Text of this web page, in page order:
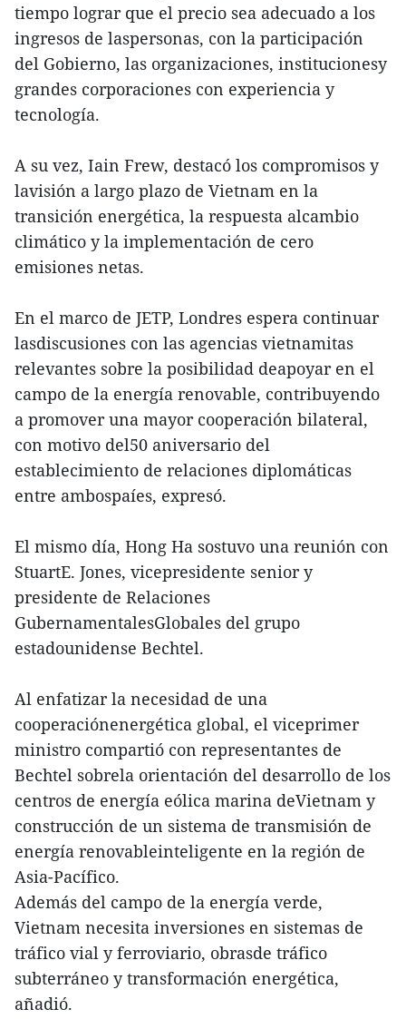
tiempo lograr que el precio sea adecuado a los
ingresos de laspersonas, con la participación
del Gobierno, las organizaciones, institucionesy
grandes corporaciones con experiencia y
tecnología.
A su vez, Iain Frew, destacó los compromisos y
lavisión a largo plazo de Vietnam en la
transición energética, la respuesta alcambio
climático y la implementación de cero
emisiones netas.
En el marco de JETP, Londres espera continuar
lasdiscusiones con las agencias vietnamitas
relevantes sobre la posibilidad deapoyar en el
campo de la energía renovable, contribuyendo
a promover una mayor cooperación bilateral,
con motivo del50 aniversario del
establecimiento de relaciones diplomáticas
entre ambospaíes, expresó.
El mismo día, Hong Ha sostuvo una reunión con
StuartE. Jones, vicepresidente senior y
presidente de Relaciones
GubernamentalesGlobales del grupo
estadounidense Bechtel.
Al enfatizar la necesidad de una
cooperaciónenergética global, el viceprimer
ministro compartió con representantes de
Bechtel sobrela orientación del desarrollo de los
centros de energía eólica marina deVietnam y
construcción de un sistema de transmisión de
energía renovableinteligente en la región de
Asia-Pacífico.
Además del campo de la energía verde,
Vietnam necesita inversiones en sistemas de
tráfico vial y ferroviario, obrasde tráfico
subterráneo y transformación energética,
añadió.